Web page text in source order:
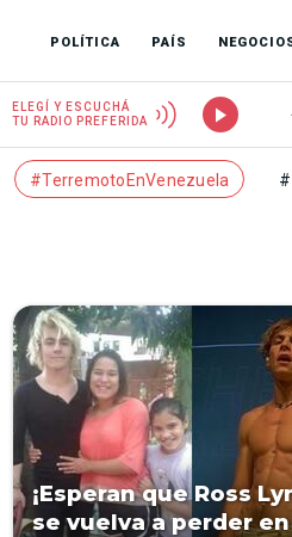
POLÍTICA PAÍS
ELEGÍ Y ESCUCHÁ
TU RADIO PREFERIDA
#TerremotoEnVenezuela
¡Esperan que Ross
se vuelva a perder en